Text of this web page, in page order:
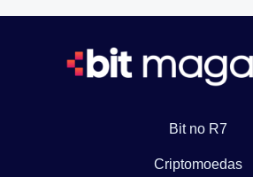
Bit no R7
Criptomoedas